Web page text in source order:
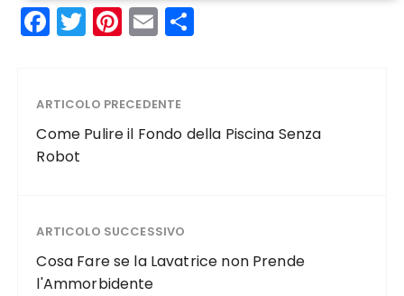
F
a
e
b
o
k
T
w
te
r
Pi
n
re
st
E
m
l
vi
ARTICOLO PRECEDENTE
Come Pulire il Fondo della Piscina Senza
Robot
ARTICOLO SUCCESSIVO
Cosa Fare se la Lavatrice non Prende
l'Ammorbidente